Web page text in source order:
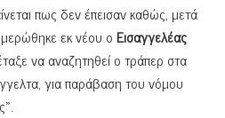
πως δεν έπεισαν καθώς, μετά
εκ νέου ο Εισαγγελέας
να αναζητηθεί ο τράπερ στα
για παράβαση του νόμου